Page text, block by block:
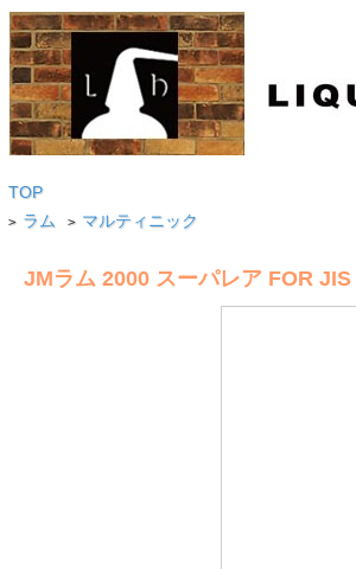
TOP
> ラム > マルティニック
JMラム 2000 スーパレア FOR